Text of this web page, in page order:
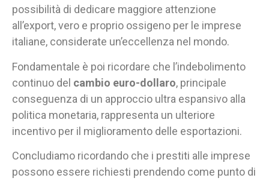
possibilità di dedicare maggiore attenzione
all’export, vero e proprio ossigeno per le imprese
italiane, considerate un’eccellenza nel mondo.
Fondamentale è poi ricordare che l’indebolimento
continuo del cambio euro-dollaro, principale
conseguenza di un approccio ultra espansivo alla
politica monetaria, rappresenta un ulteriore
incentivo per il miglioramento delle esportazioni.
Concludiamo ricordando che i prestiti alle imprese
possono essere richiesti prendendo come punto di